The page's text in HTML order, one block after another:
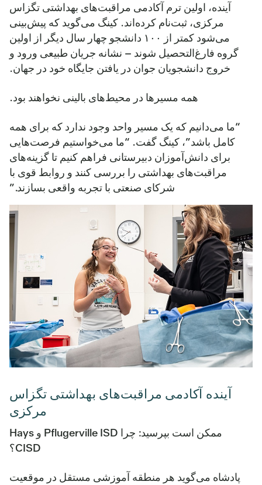
آینده، اولین ترم آکادمی مراقبت‌های بهداشتی تگزاس
مرکزی، ثبت‌نام کرده‌اند. کینگ می‌گوید که پیش‌بینی
می‌شود کمتر از ۱۰۰ دانشجو چهار سال دیگر از اولین
گروه فارغ‌التحصیل شوند – نشانه جریان طبیعی ورود و
خروج دانشجویان جوان در یافتن جایگاه خود در جهان.
همه مسیرها در محیط‌های بالینی نخواهند بود.
“ما می‌دانیم که یک مسیر واحد وجود ندارد که برای همه
کامل باشد”، کینگ گفت. “ما می‌خواستیم فرصت‌هایی
برای دانش‌آموزان دبیرستانی فراهم کنیم تا گزینه‌های
مراقبت‌های بهداشتی را بررسی کنند و روابط قوی با
شرکای صنعتی با تجربه واقعی بسازند.”
آینده آکادمی مراقبت‌های بهداشتی تگزاس
مرکزی
ممکن است بپرسید: چرا Pflugerville ISD و Hays
CISD؟
پادشاه می‌گوید هر منطقه آموزشی مستقل در موقعیت